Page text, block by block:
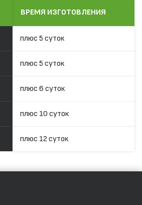
ВРЕМЯ ИЗГОТОВЛЕНИЯ
плюс 5 суток
плюс 5 суток
плюс 6 суток
плюс 10 суток
плюс 12 суток